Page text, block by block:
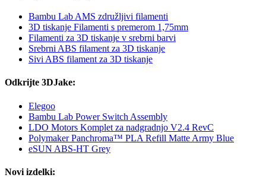
Bambu Lab AMS združljivi filamenti
3D tiskanje Filamenti s premerom 1,75mm
Filamenti za 3D tiskanje v srebrni barvi
Srebrni ABS filament za 3D tiskanje
Sivi ABS filament za 3D tiskanje
Odkrijte 3DJake:
Elegoo
Bambu Lab Power Switch Assembly
LDO Motors Komplet za nadgradnjo V2.4 RevC
Polymaker Panchroma™ PLA Refill Matte Army Blue
eSUN ABS-HT Grey
Novi izdelki: